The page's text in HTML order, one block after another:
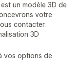
un modèle 3D de
votre
contacter.
3D
vos options de